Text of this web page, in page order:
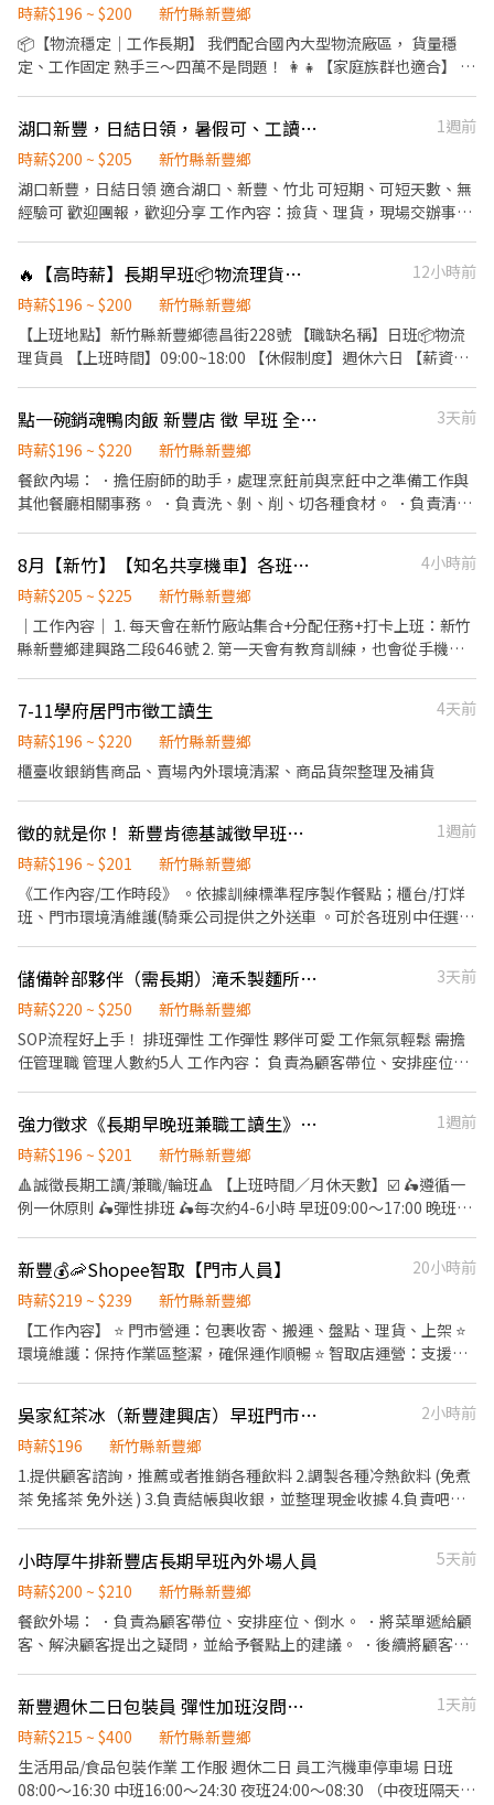
認養10位家扶兒童，讓夥伴的努力和客戶的錢錢都變得格外有意
裡。 2. 騎著載有招財法寶的機車遊車河。 3. 熟練清潔步驟執行，解
決客戶的困擾。 4. 使出十八般武藝刷刷刷刷刷到斷手。 5. 衛浴馬桶
廚房檯面洗洗洗洗到估溜。 6. 把玻璃和地板擦擦擦擦擦擦到發亮。
7. 清潔得乾淨整齊讓客戶不想出門。 8. 建立客戶專屬資料，下次服
2. 不想被傳統工作束縛能力的新鮮人。 3. 還在用健康換金錢的輪班
人員。 4. 想要解鎖更多技能創造高收入的人。 5. 不想因為工作缺席
家人的重要日子的你。 .... 【待遇介紹】 1.自由接單，彈性排班：
1_〈家適員〉時薪+ 各項獎金 250~300元 2_〈家適職人〉 時薪+ 各
項獎金 360~400元 3_〈高階職人〉 時薪+ 各項獎金 500元以上
4_〈導師〉 同高階職人福利外，額外有高額團隊獎金收入 2.以夥伴
收入作為舉例： 1_〈家適員〉不含面試錄取當月份 月工作20-22天
平均收入 3 ~ 4萬 2_〈家適職人〉 月工作20-22天 平均收入 4.3 ~
5.3萬 3_〈高階職人〉 月工作20-22天 平均收入 5 ~ 7萬 【基本福
業者沒有的福利】 1. 積分獎勵免費兌換日用品。 2. 定期團體聚會、
團康活動。 3. 不定期餐會及節慶活動。 4. 春酒狂歡聚會+抽獎。 5.
做清潔但不想清自己家，夥伴下單折扣。 6. 辦公室設置有沙發床的
休息室。 7. 每季舉辦服務品質競賽，提供不定額獎金。 8. 不定期免
費線上/實體心理成長課程。 9. 跨領域心理成長講師課程津貼。
【升遷介紹】 1. 新人考核、職人稽核，稽核為公平及公正的內部升
遷管道。 2. 家適員→職人→高階職人→導師 ↘️整理
師→導師 【教育訓練】 免收費完整教育訓練系統，高階職人提
供教育訓練費用補助。
時薪$196 ~ $200
新竹縣新豐鄉
📦【物流穩定｜工作長期】 我們配合國內大型物流廠區， 貨量穩
定、工作固定 熟手三～四萬不是問題！ 👩‍👧【家庭族群也適合】 ⏰
噴字 ✔ 改包作業 ✔ 疊板出貨 ✔ 搬運理貨 無需證照、無經驗可！ 依
照SOP作業，做久自然熟練好上手
湖口新豐，日結日領，暑假可、工讀可，短期臨時可
1週前
時薪$200 ~ $205
新竹縣新豐鄉
湖口新豐，日結日領 適合湖口、新豐、竹北 可短期、可短天數、無
經驗可 歡迎團報，歡迎分享 工作內容：撿貨、理貨，現場交辦事項
🔥【高時薪】長期早班📦物流理貨人員(欣新倉)
12小時前
時薪$196 ~ $200
新竹縣新豐鄉
【上班地點】新竹縣新豐鄉德昌街228號 【職缺名稱】日班📦物流
理貨員 【上班時間】09:00~18:00 【休假制度】週休六日 【薪資】
點一碗銷魂鴨肉飯 新豐店 徵 早班 全天班
3天前
時薪$196 ~ $220
新竹縣新豐鄉
餐飲內場： ．擔任廚師的助手，處理烹飪前與烹飪中之準備工作與
其他餐廳相關事務。 ．負責洗、剝、削、切各種食材。 ．負責清理
8月【新竹】【知名共享機車】各班別換電池長期工讀生★時薪205-235★
4小時前
時薪$205 ~ $225
新竹縣新豐鄉
｜工作內容｜ 1. 每天會在新竹廠站集合+分配任務+打卡上班：新竹
縣新豐鄉建興路二段646號 2. 第一天會有教育訓練，也會從手機下
晚班 16:00-00:00，時薪220 🌛夜班 00:00-8:00，時薪235 （目前缺
額零星） ✨國定假日紅字雙倍✨ ｜請確認可配合以下工作須知｜ -
電池約8公斤，請確認是否能接受 - 上班要騎公務車，必須備有機車
截薪日為當月30/31號，薪資於隔月15日發放 2. 請提供本人之銀行
帳戶，恕不接受漁會、農會 3. 報名時請務必務必務必確認可完整配
一定會為你/妳保勞保！
7-11學府居門市徵工讀生
4天前
時薪$196 ~ $220
新竹縣新豐鄉
櫃臺收銀銷售商品、賣場內外環境清潔、商品貨架整理及補貨
徵的就是你！ 新豐肯德基誠徵早班人員
1週前
時薪$196 ~ $201
新竹縣新豐鄉
《工作內容/工作時段》 。依據訓練標準程序製作餐點；櫃台/打烊
班、門市環境清維護(騎乘公司提供之外送車 。可於各班別中任選4-
◆ 早、晚班津貼：23:00-07:00（每小時享有50-80元津貼 ◆ 健
檢：任職滿一年起，公司提供年度健檢照顧你的健康 ◆ 保險：除
勞、健、勞退外，公司更為你投保團保維護你的安全 ◆ 員工用餐折
扣：兼職夥伴當日任職滿4小時，即享有85折員購折扣；組長當日任
我們提供你福利禮券 好好與家人歡慶 你旅遊我贊助，每年職福會提
供你旅遊津貼 好好享受幸福人生 ◎ 詳細工作時間於面試時告知
儲備幹部夥伴（需長期）滝禾製麵所-新竹新豐店
3天前
時薪$220 ~ $250
新竹縣新豐鄉
SOP流程好上手！ 排班彈性 工作彈性 夥伴可愛 工作氣氛輕鬆 需擔
任管理職 管理人數約5人 工作內容： 負責為顧客帶位、安排座位、
顧客用餐完畢後，負責收拾碗盤與清理環境。 並負責結帳、收銀等
工作。 擔任廚師的助手，處理烹飪前與烹飪中之準備工作與其他餐
廳相關事務。 負責洗、剝、削、切各種食材。 負責清理工作環境、
設備和餐具。 準備不同餐點所需要的食材。 協助測量食材的容量與
主管要求協助店內夥伴完成交代事務 並無特別區分內外場人員 以上
強力徵求《長期早晚班兼職工讀生》～二度就業
1週前
時薪$196 ~ $201
新竹縣新豐鄉
🔺誠徵長期工讀/兼職/輪班🔺 【上班時間／月休天數】☑️ 🛵遵循一
例一休原則 🛵彈性排班 🛵每次約4-6小時 早班09:00～17:00 晚班
性，可任選4-6小時 ✅二次就業、外籍人士通通歡迎 ✅適合學生課
業，打工兼顧 ✅相互介紹，享有額外獎金 【薪資福利】☑️ 🔺時薪
$196起 🔺85折員工餐 免費制服2套 🔺國定假日雙倍薪資 🔺享有勞
健保、年假代金、勞退
新豐💰🦐Shopee智取【門市人員】
20小時前
時薪$219 ~ $239
新竹縣新豐鄉
【工作內容】 ⭐️ 門市營運：包裹收寄、搬運、盤點、理貨、上架 ⭐️
環境維護：保持作業區整潔，確保運作順暢 ⭐️ 智取店運營：支援無
1230/0800-1300/0830-1330 ⭐️晚班時間1730-2330/1730-
2230/1830-2230/1830-2330 ⭐️假日早班時段：07:00-12:00 ⭐️假日
晚班時段：17:30-23:30 【薪資待遇】 ⭐️219$~239$ - 【工作地點】
⭐️新豐松柏 - 新竹縣新豐鄉松柏街128號1樓 【應徵方式】 加入行動
條碼: https://reurl.cc/aXMg1D 加入後請傳「姓名＋電話＋截圖職
也歡迎詢問！ ❌絕無詐騙｜⭕️免費諮詢⭕️安心上工
吳家紅茶冰（新豐建興店）早班門市人員
2小時前
時薪$196
新竹縣新豐鄉
1.提供顧客諮詢，推薦或者推銷各種飲料 2.調製各種冷熱飲料 (免煮
茶 免搖茶 免外送 ) 3.負責結帳與收銀，並整理現金收據 4.負責吧台
立作業
小時厚牛排新豐店長期早班內外場人員
5天前
時薪$200 ~ $210
新竹縣新豐鄉
餐飲外場： ．負責為顧客帶位、安排座位、倒水。 ．將菜單遞給顧
客、解決顧客提出之疑問，並給予餐點上的建議。 ．後續將顧客點
負責結帳、收銀等工作。 餐飲內場： ．擔任廚師的助手，處理烹飪
前與烹飪中之準備工作與其他餐廳相關事務。 ．負責洗、剝、削、
切各種食材。 ．負責清理工作環境、設備和餐具。 ．準備不同餐點
所需要的食材。 ．協助測量食材的容量與重量。 ．負責擺盤、打包
新豐週休二日包裝員 彈性加班沒問題 汽機車都好停
1天前
時薪$215 ~ $400
新竹縣新豐鄉
生活用品/食品包裝作業 工作服 週休二日 員工汽機車停車場 日班
08:00～16:30 中班16:00～24:30 夜班24:00～08:30 （中夜班隔天下